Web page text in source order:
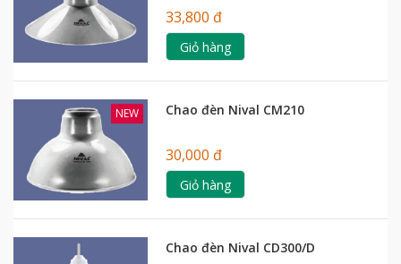
33,800 đ
Giỏ hàng
NEW Chao đèn Nival CM210
30,000 đ
Giỏ hàng
Chao đèn Nival CD300/D